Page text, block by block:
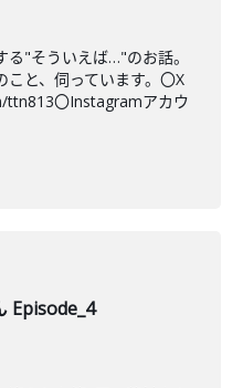
"そういえば…"のお話。
と、伺っています。〇X
〇Instagramアカウ
Episode_4